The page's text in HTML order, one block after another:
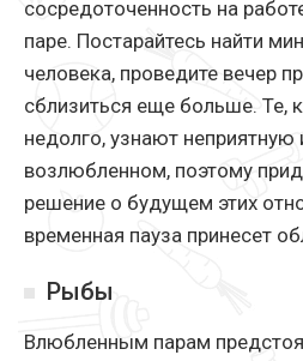
сосредоточенность на
паре. Постарайтесь найти
человека, проведите вечер
сблизиться еще больше. Те,
недолго, узнают
возлюбленном, поэтому
решение о будущем этих
временная пауза принесет
Рыбы
Влюбленным парам